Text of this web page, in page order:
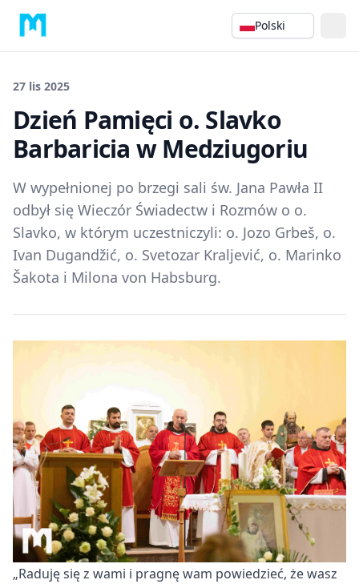
Polski
27 lis 2025
Dzień Pamięci o. Slavko
Barbaricia w Medziugoriu
W wypełnionej po brzegi sali św. Jana Pawła II
odbył się Wieczór Świadectw i Rozmów o o.
Slavko, w którym uczestniczyli: o. Jozo Grbeš, o.
Ivan Dugandžić, o. Svetozar Kraljević, o. Marinko
Šakota i Milona von Habsburg.
„Raduję się z wami i pragnę wam powiedzieć, że wasz